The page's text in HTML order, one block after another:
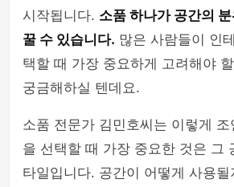
시작됩니다. 소품 하나가 공간의
꿀 수 있습니다. 많은 사람들이 인
택할 때 가장 중요하게 고려해야
궁금해하실 텐데요.
소품 전문가 김민호씨는 이렇게
을 선택할 때 가장 중요한 것은 그
타일입니다. 공간이 어떻게 사용